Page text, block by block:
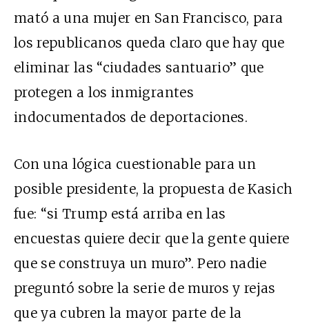
mató a una mujer en San Francisco, para
los republicanos queda claro que hay que
eliminar las “ciudades santuario” que
protegen a los inmigrantes
indocumentados de deportaciones.
Con una lógica cuestionable para un
posible presidente, la propuesta de Kasich
fue: “si Trump está arriba en las
encuestas quiere decir que la gente quiere
que se construya un muro”. Pero nadie
preguntó sobre la serie de muros y rejas
que ya cubren la mayor parte de la